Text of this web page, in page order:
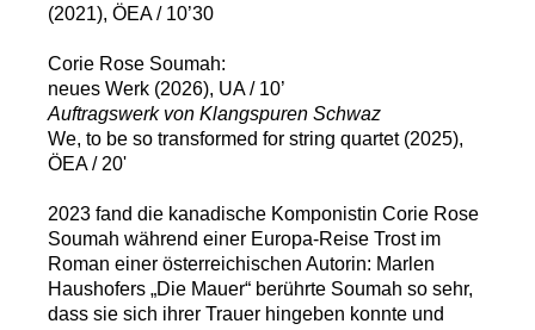
(2021), ÖEA / 10’30
Corie Rose Soumah:
neues Werk (2026), UA / 10’
Auftragswerk von Klangspuren Schwaz
We, to be so transformed for string quartet (2025),
ÖEA / 20'
2023 fand die kanadische Komponistin Corie Rose
Soumah während einer Europa-Reise Trost im
Roman einer österreichischen Autorin: Marlen
Haushofers „Die Mauer“ berührte Soumah so sehr,
dass sie sich ihrer Trauer hingeben konnte und